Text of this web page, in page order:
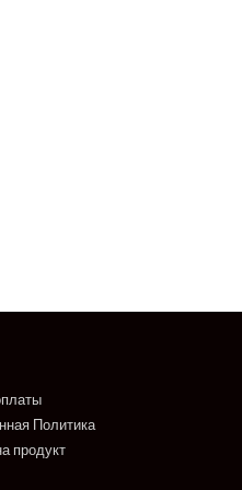
Политика
продукт